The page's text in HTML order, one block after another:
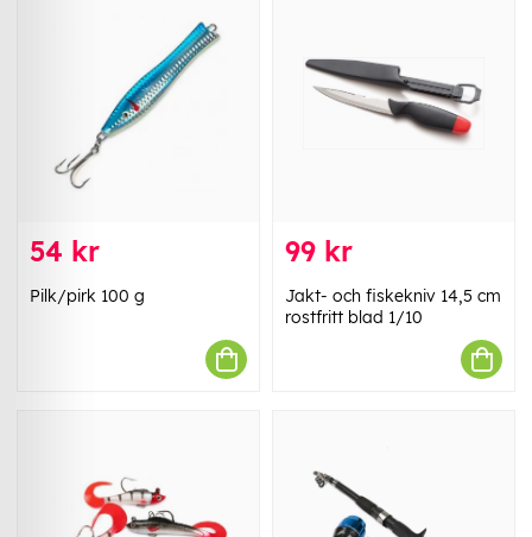
54 kr
Pilk/pirk 100 g
99 kr
Jakt- och fiskekniv 14,5 cm
rostfritt blad 1/10